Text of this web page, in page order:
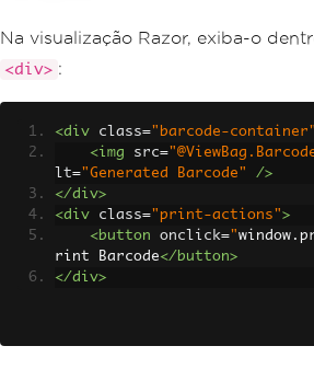
Na visualização Razor, exiba-o
<div> :
<div class="barcode-container"
<img
src=
lt="Generated Barcode"
/>
</div>
<div
class="print-actions">
<button
onclick="window .
rint Barcode</button>
</div>